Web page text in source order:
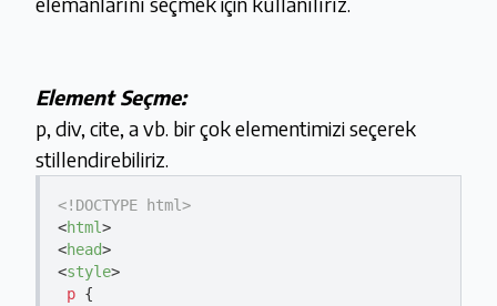
Element Seçme:
p, div, cite, a vb. bir çok elementimizi seçerek
stillendirebiliriz.
<!DOCTYPE html>
<html>
<head>
<style>
p {